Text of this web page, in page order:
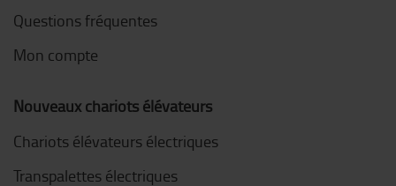
Questions fréquentes
Mon compte
Nouveaux chariots élévateurs
Chariots élévateurs électriques
Transpalettes électriques